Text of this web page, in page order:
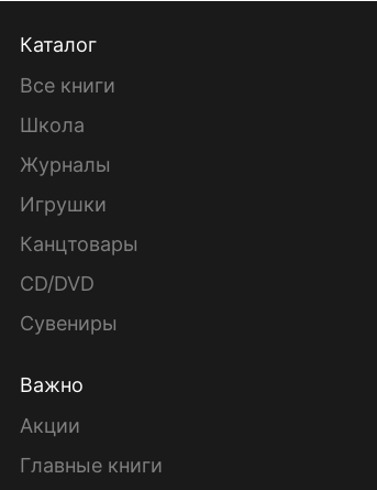
Каталог
Все книги
Школа
Журналы
Игрушки
Канцтовары
CD/DVD
Сувениры
Важно
Акции
Главные книги